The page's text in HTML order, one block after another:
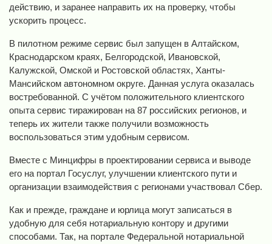
действию, и заранее направить их на проверку, чтобы
ускорить процесс.
В пилотном режиме сервис был запущен в Алтайском,
Краснодарском краях, Белгородской, Ивановской,
Калужской, Омской и Ростовской областях, Ханты-
Мансийском автономном округе. Данная услуга оказалась
востребованной. С учётом положительного клиентского
опыта сервис тиражирован на 87 российских регионов, и
теперь их жители также получили возможность
воспользоваться этим удобным сервисом.
Вместе с Минцифры в проектировании сервиса и выводе
его на портал Госуслуг, улучшении клиентского пути и
организации взаимодействия с регионами участвовал Сбер.
Как и прежде, граждане и юрлица могут записаться в
удобную для себя нотариальную контору и другими
способами. Так, на портале Федеральной нотариальной